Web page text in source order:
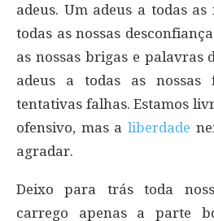
adeus. Um adeus a todas
todas as nossas
as nossas brigas e palavras
adeus a todas as nossas
tentativas falhas. Estamos
ofensivo, mas a liberdade
agradar.
Deixo para trás toda
carrego apenas a parte